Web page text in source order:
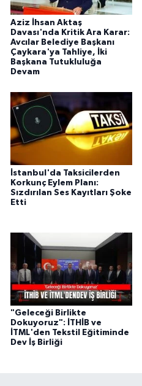
Aziz İhsan Aktaş
Davası'nda Kritik Ara Karar:
Avcılar Belediye Başkanı
Çaykara'ya Tahliye, İki
Başkana Tutukluluğa
Devam
İstanbul'da Taksicilerden
Korkunç Eylem Planı:
Sızdırılan Ses Kayıtları Şoke
Etti
"Geleceği Birlikte
Dokuyoruz": İTHİB ve
İTML'den Tekstil Eğitiminde
Dev İş Birliği